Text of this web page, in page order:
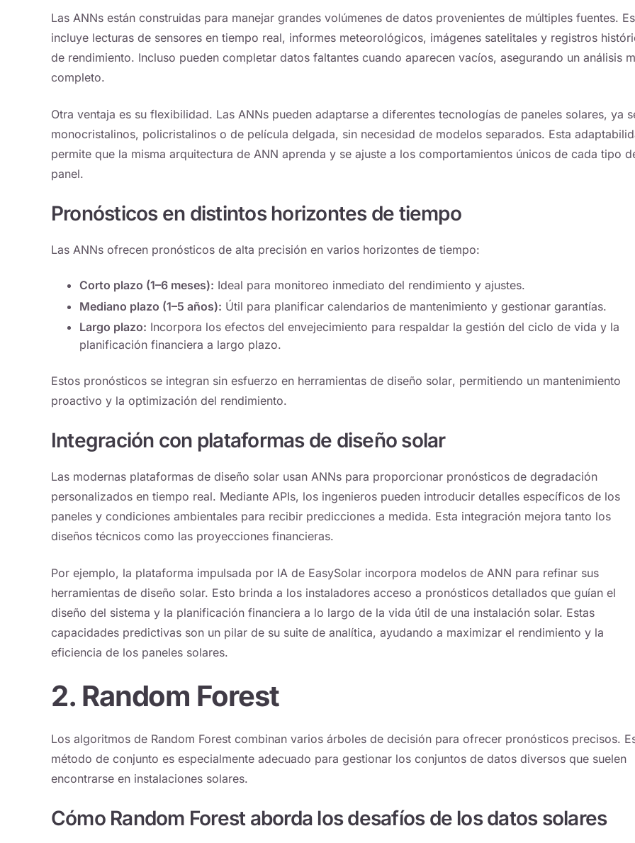
Las ANNs están construidas para manejar grandes volúmenes de datos provenientes de múltiples fuentes.
incluye lecturas de sensores en tiempo real, informes meteorológicos, imágenes satelitales y registros
de rendimiento. Incluso pueden completar datos faltantes cuando aparecen vacíos, asegurando un análisis
completo.
Otra ventaja es su flexibilidad. Las ANNs pueden adaptarse a diferentes tecnologías de paneles solares, ya
monocristalinos, policristalinos o de película delgada, sin necesidad de modelos separados. Esta
permite que la misma arquitectura de ANN aprenda y se ajuste a los comportamientos únicos de cada tipo
panel.
Pronósticos en distintos horizontes de tiempo
Las ANNs ofrecen pronósticos de alta precisión en varios horizontes de tiempo:
Corto plazo (1–6 meses): Ideal para monitoreo inmediato del rendimiento y ajustes.
Mediano plazo (1–5 años): Útil para planificar calendarios de mantenimiento y gestionar garantías.
Largo plazo: Incorpora los efectos del envejecimiento para respaldar la gestión del ciclo de vida y la
planificación financiera a largo plazo.
Estos pronósticos se integran sin esfuerzo en herramientas de diseño solar, permitiendo un mantenimiento
proactivo y la optimización del rendimiento.
Integración con plataformas de diseño solar
Las modernas plataformas de diseño solar usan ANNs para proporcionar pronósticos de degradación
personalizados en tiempo real. Mediante APIs, los ingenieros pueden introducir detalles específicos de los
paneles y condiciones ambientales para recibir predicciones a medida. Esta integración mejora tanto los
diseños técnicos como las proyecciones financieras.
Por ejemplo, la plataforma impulsada por IA de EasySolar incorpora modelos de ANN para refinar sus
herramientas de diseño solar. Esto brinda a los instaladores acceso a pronósticos detallados que guían el
diseño del sistema y la planificación financiera a lo largo de la vida útil de una instalación solar. Estas
capacidades predictivas son un pilar de su suite de analítica, ayudando a maximizar el rendimiento y la
eficiencia de los paneles solares.
2. Random Forest
Los algoritmos de Random Forest combinan varios árboles de decisión para ofrecer pronósticos precisos.
método de conjunto es especialmente adecuado para gestionar los conjuntos de datos diversos que suelen
encontrarse en instalaciones solares.
Cómo Random Forest aborda los desafíos de los datos solares